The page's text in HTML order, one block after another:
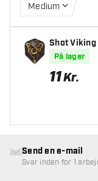
Medium
Shot Viking
På lager
11Kr.
Send en e-mail
Svar inden for 1